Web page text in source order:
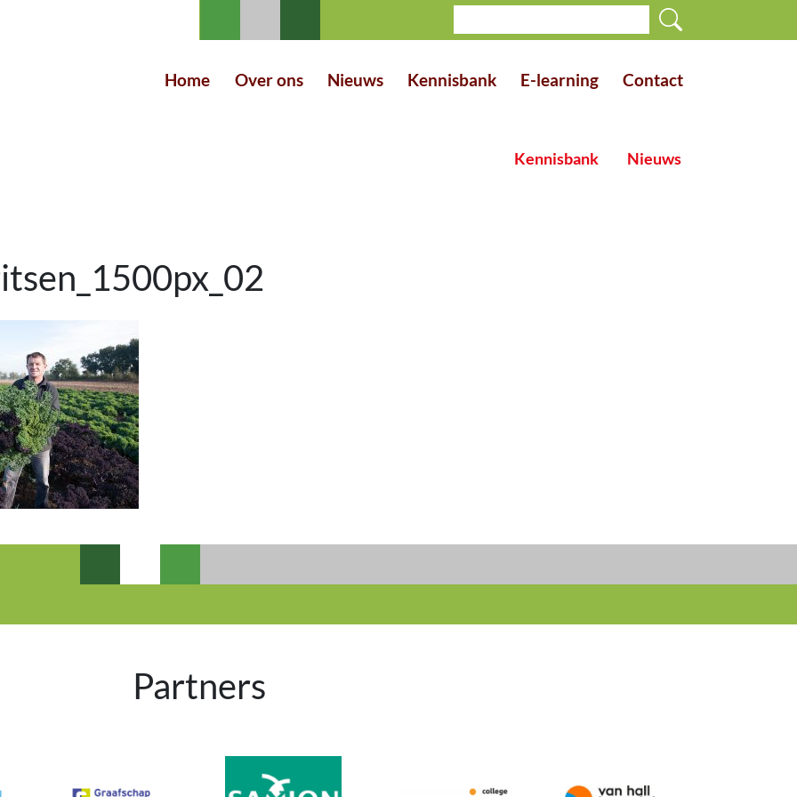
Home Over ons Nieuws Kennisbank E-learning Contact
Kennisbank Nieuws
Partners